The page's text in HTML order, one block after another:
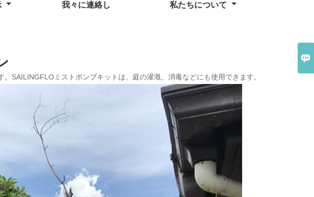

我々に連絡し 私たちについて
SAILINGFLOミストポンプキットは、庭の灌漑、消毒などにも使用できます。